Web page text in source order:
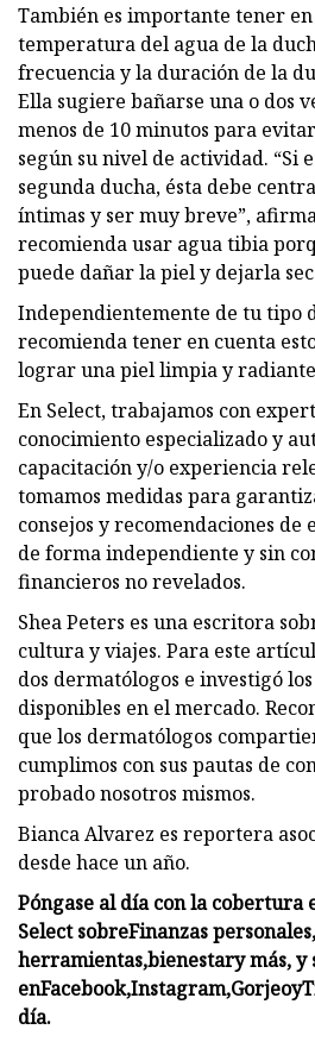
También es importante tener
temperatura del agua de la
frecuencia y la duración de la
Ella sugiere bañarse una o dos
menos de 10 minutos para
según su nivel de actividad. “Si
segunda ducha, ésta debe
íntimas y ser muy breve”,
recomienda usar agua tibia
puede dañar la piel y dejarla
Independientemente de tu tipo
recomienda tener en cuenta
lograr una piel limpia y
En Select, trabajamos con
conocimiento especializado y
capacitación y/o experiencia
tomamos medidas para
consejos y recomendaciones de
de forma independiente y sin
financieros no revelados.
Shea Peters es una escritora
cultura y viajes. Para este
dos dermatólogos e investigó
disponibles en el mercado.
que los dermatólogos
cumplimos con sus pautas de
probado nosotros mismos.
Bianca Alvarez es reportera
desde hace un año.
Póngase al día con la cobertura
Select sobreFinanzas personales,
herramientas,bienestary más, y
enFacebook,Instagram,Gorjeoy
día.